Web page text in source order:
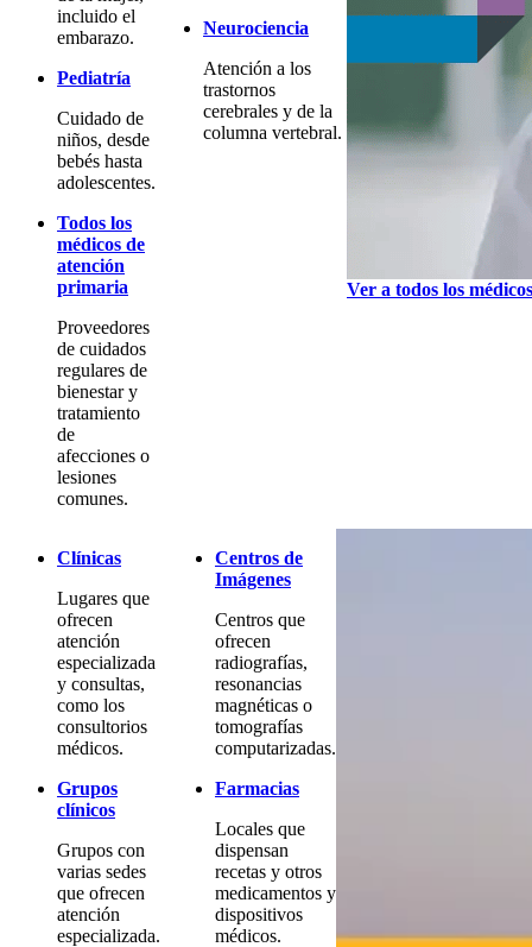
incluido el
embarazo.
Pediatría
Cuidado de
niños, desde
bebés hasta
adolescentes.
Todos los
médicos de
atención
primaria
Proveedores
de cuidados
regulares de
bienestar y
tratamiento
de
afecciones o
lesiones
comunes.
Neurociencia
Atención a los
trastornos
cerebrales y de la
columna vertebral.
Ver a todos los médicos
Clínicas
Lugares que
ofrecen
atención
especializada
y consultas,
como los
consultorios
médicos.
Grupos
clínicos
Grupos con
varias sedes
que ofrecen
atención
especializada.
Centros de
Imágenes
Centros que
ofrecen
radiografías,
resonancias
magnéticas o
tomografías
computarizadas.
Farmacias
Locales que
dispensan
recetas y otros
medicamentos y
dispositivos
médicos.